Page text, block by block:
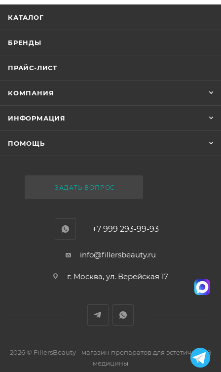
КАТАЛОГ
БРЕНДЫ
ПРАЙС-ЛИСТ
КОМПАНИЯ
ИНФОРМАЦИЯ
ПОМОЩЬ
ЗАДАТЬ ВОПРОС
+7 999 293-99-93
info@fillersbeauty.ru
г. Москва, ул. Верейская 17
2026 © FillersBeauty - магазин препаратов для эстетической
медицины